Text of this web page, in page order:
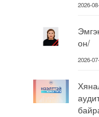
2026-
он/
2026-